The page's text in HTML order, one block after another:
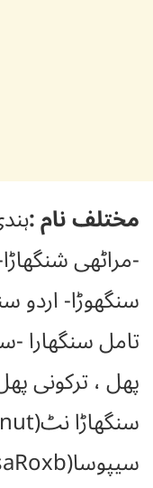
مختلف نام :
-مراٹھی
سنگھوڑا- اردو
تامل سنگھارا
پھل ، ترکونی
سیپوسا(TrapabIspinosaRoxb) کہتے ہیں۔